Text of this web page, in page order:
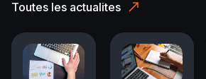
Toutes les actualites